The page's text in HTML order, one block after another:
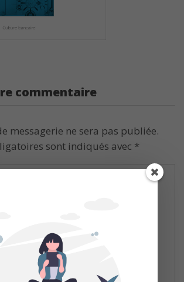
commentaire
messagerie ne sera pas publiée.
sont indiqués avec *